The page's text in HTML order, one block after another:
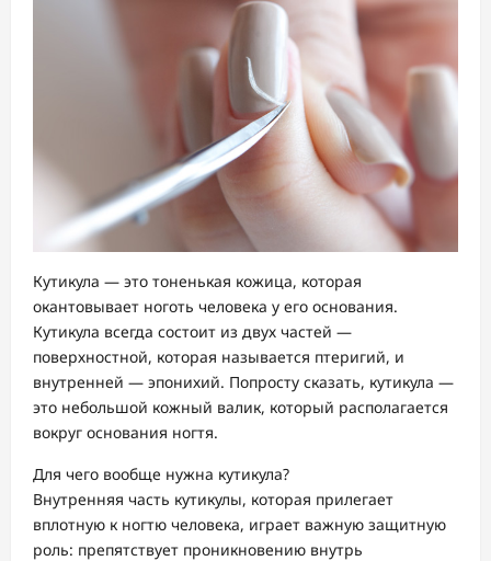
Кутикула — это тоненькая кожица, которая
окантовывает ноготь человека у его основания.
Кутикула всегда состоит из двух частей —
поверхностной, которая называется птеригий, и
внутренней — эпонихий. Попросту сказать, кутикула —
это небольшой кожный валик, который располагается
вокруг основания ногтя.
Для чего вообще нужна кутикула?
Внутренняя часть кутикулы, которая прилегает
вплотную к ногтю человека, играет важную защитную
роль: препятствует проникновению внутрь